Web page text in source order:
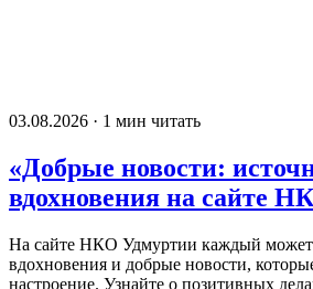
03.08.2026 · 1 мин читать
«Добрые новости:
вдохновения на сайте
На сайте НКО Удмуртии каждый может
вдохновения и добрые новости,
настроение. Узнайте о позитивных